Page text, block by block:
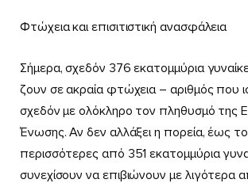
Φτώχεια και επισιτιστική ανασφάλεια
Σήμερα, σχεδόν 376 εκατομμύρια
ζουν σε ακραία φτώχεια – αριθμός που
σχεδόν με ολόκληρο τον πληθυσμό της
Ένωσης. Αν δεν αλλάξει η πορεία, έως
περισσότερες από 351 εκατομμύρια
συνεχίσουν να επιβιώνουν με λιγότερα